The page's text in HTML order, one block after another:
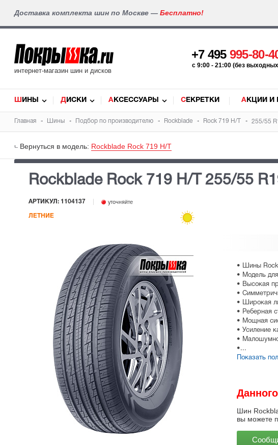
Доставка комплекта шин по Москве — Бесплатно!
интернет-магазин шин и дисков
+7 495 995-80-
c 9:00 - 21:00 (без
ШИНЫ ДИСКИ АКСЕССУАРЫ СЕКРЕТКИ АКЦИИ
Главная Шины Подбор по производителю Rockblade Rock 719 H/T 255/55
Вернуться в модель: Rockblade Rock 719 H/T
Rockblade Rock 719 H/T 255/55
АРТИКУЛ: 1104137 уточняйте
ЛЕТНИЕ
• Шины
• Модель
• Высокая
•
• Широкая
• Реберная
• Мощная
• Усиление
•
•...
Показать
Шин
вы можете